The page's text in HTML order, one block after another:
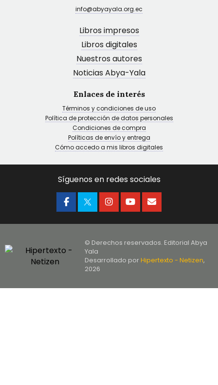
info@abyayala.org.ec
Libros impresos
Libros digitales
Nuestros autores
Noticias Abya-Yala
Enlaces de interés
Términos y condiciones de uso
Política de protección de datos personales
Condiciones de compra
Políticas de envío y entrega
Cómo accedo a mis libros digitales
Síguenos en redes sociales
© Derechos reservados. Editorial Abya
Yala
Desarrollado porHipertexto - Netizen,
2026